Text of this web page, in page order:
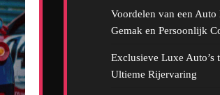
Voordelen van een
Gemak en Persoonlijk
Exclusieve Luxe Auto’s
Ultieme Rijervaring